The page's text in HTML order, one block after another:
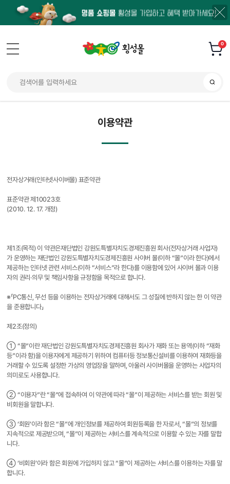
0
이용약관
전자상거래(인터넷사이버몰) 표준약관
표준약관 제10023호
(2010. 12. 17. 개정)
제1조(목적) 이 약관은재단법인 강원도특별자치도경제진흥원 회사(전자상거래 사업자)
가 운영하는 재단법인 강원도특별자치도경제진흥원 사이버 몰(이하 “몰”이라 한다)에서
제공하는 인터넷 관련 서비스(이하 “서비스”라 한다)를 이용함에 있어 사이버 몰과 이용
자의 권리·의무 및 책임사항을 규정함을 목적으로 합니다.
※「PC통신, 무선 등을 이용하는 전자상거래에 대해서도 그 성질에 반하지 않는 한 이 약관
을 준용합니다」
제2조(정의)
① “몰”이란 재단법인 강원도특별자치도경제진흥원 회사가 재화 또는 용역(이하 “재화
등”이라 함)을 이용자에게 제공하기 위하여 컴퓨터등 정보통신설비를 이용하여 재화등을
거래할 수 있도록 설정한 가상의 영업장을 말하며, 아울러 사이버몰을 운영하는 사업자의
의미로도 사용합니다.
② “이용자”란 “몰”에 접속하여 이 약관에 따라 “몰”이 제공하는 서비스를 받는 회원 및
비회원을 말합니다.
③ ‘회원’이라 함은 “몰”에 개인정보를 제공하여 회원등록을 한 자로서, “몰”의 정보를
지속적으로 제공받으며, “몰”이 제공하는 서비스를 계속적으로 이용할 수 있는 자를 말합
니다.
④ ‘비회원’이라 함은 회원에 가입하지 않고 “몰”이 제공하는 서비스를 이용하는 자를 말
합니다.